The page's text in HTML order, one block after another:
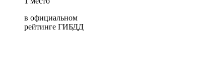
в официальном
рейтинге ГИБДД